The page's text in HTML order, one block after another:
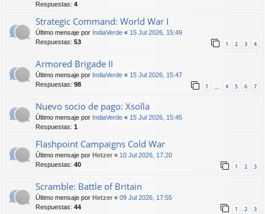
Respuestas: 4
Strategic Command: World War I
Último mensaje por IndiaVerde « 15 Jul 2026, 15:49
Respuestas: 53 1 2 3 4
Armored Brigade II
Último mensaje por IndiaVerde « 15 Jul 2026, 15:47
Respuestas: 98 1 … 4 5 6 7
Nuevo socio de pago: Xsolla
Último mensaje por IndiaVerde « 15 Jul 2026, 15:45
Respuestas: 1
Flashpoint Campaigns Cold War
Último mensaje por Hetzer « 10 Jul 2026, 17:20
Respuestas: 40 1 2 3
Scramble: Battle of Britain
Último mensaje por Hetzer « 09 Jul 2026, 17:55
Respuestas: 44 1 2 3